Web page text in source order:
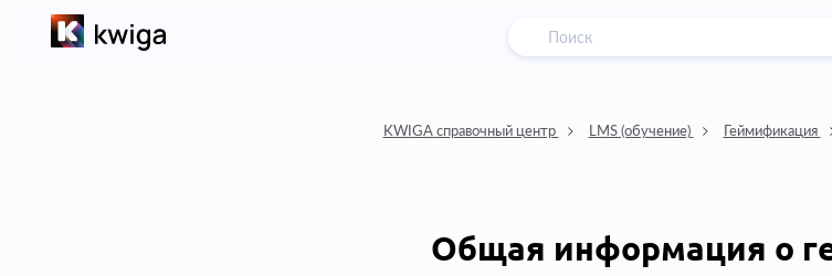
KWIGA справочный центр LMS (обучение) Геймификация
Общая информация о